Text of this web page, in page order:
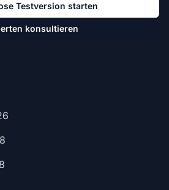
Testversion starten
konsultieren